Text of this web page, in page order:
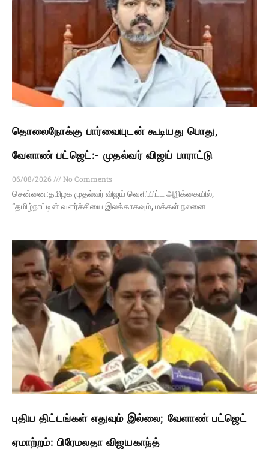
தொலைநோக்கு பார்வையுடன் கூடியது பொது,
வேளாண் பட்ஜெட்:- முதல்வர் விஜய் பாராட்டு
06/08/2026
No Comments
சென்னை:தமிழக முதல்வர் விஜய் வெளியிட்ட அறிக்கையில்,
“தமிழ்நாட்டின் வளர்ச்சியை இலக்காகவும், மக்கள் நலனை
புதிய திட்டங்கள் எதுவும் இல்லை; வேளாண் பட்ஜெட்
ஏமாற்றம்: பிரேமலதா விஜயகாந்த்